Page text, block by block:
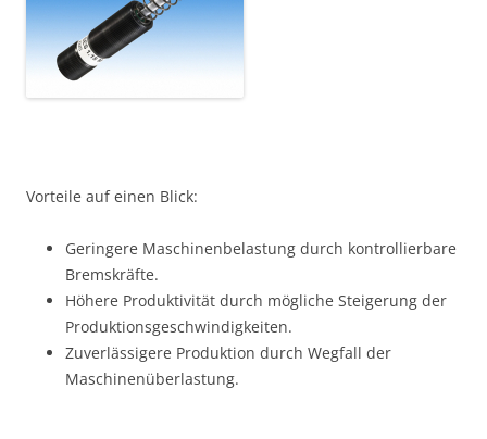
Vorteile auf einen Blick:
Geringere Maschinenbelastung durch kontrollierbare
Bremskräfte.
Höhere Produktivität durch mögliche Steigerung der
Produktionsgeschwindigkeiten.
Zuverlässigere Produktion durch Wegfall der
Maschinenüberlastung.